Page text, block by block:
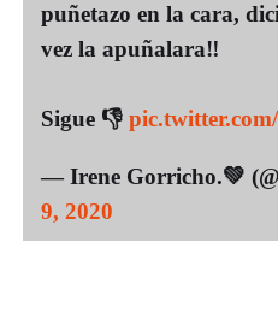
puñetazo en la cara,
vez la apuñalara‼️
Sigue 👎
— Irene Gorricho.💚
9, 2020